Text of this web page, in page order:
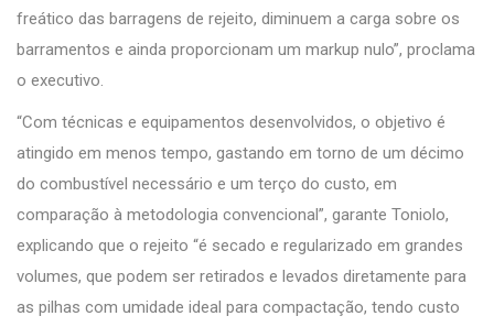
freático das barragens de rejeito, diminuem a carga sobre os
barramentos e ainda proporcionam um markup nulo”, proclama
o executivo.
“Com técnicas e equipamentos desenvolvidos, o objetivo é
atingido em menos tempo, gastando em torno de um décimo
do combustível necessário e um terço do custo, em
comparação à metodologia convencional”, garante Toniolo,
explicando que o rejeito “é secado e regularizado em grandes
volumes, que podem ser retirados e levados diretamente para
as pilhas com umidade ideal para compactação, tendo custo